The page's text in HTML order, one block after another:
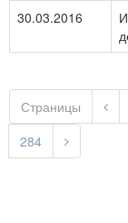
30.03.2016
Страницы
284